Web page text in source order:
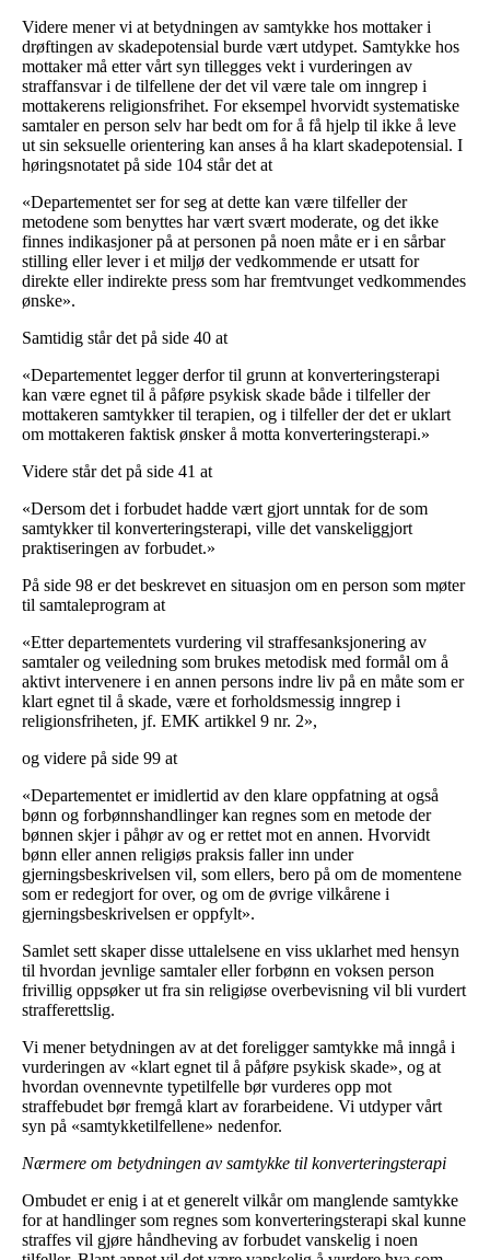
Videre mener vi at betydningen av samtykke hos mottaker i
drøftingen av skadepotensial burde vært utdypet. Samtykke hos
mottaker må etter vårt syn tillegges vekt i vurderingen av
straffansvar i de tilfellene der det vil være tale om inngrep i
mottakerens religionsfrihet. For eksempel hvorvidt systematiske
samtaler en person selv har bedt om for å få hjelp til ikke å leve
ut sin seksuelle orientering kan anses å ha klart skadepotensial. I
høringsnotatet på side 104 står det at
«Departementet ser for seg at dette kan være tilfeller der
metodene som benyttes har vært svært moderate, og det ikke
finnes indikasjoner på at personen på noen måte er i en sårbar
stilling eller lever i et miljø der vedkommende er utsatt for
direkte eller indirekte press som har fremtvunget vedkommendes
ønske».
Samtidig står det på side 40 at
«Departementet legger derfor til grunn at konverteringsterapi
kan være egnet til å påføre psykisk skade både i tilfeller der
mottakeren samtykker til terapien, og i tilfeller der det er uklart
om mottakeren faktisk ønsker å motta konverteringsterapi.»
Videre står det på side 41 at
«Dersom det i forbudet hadde vært gjort unntak for de som
samtykker til konverteringsterapi, ville det vanskeliggjort
praktiseringen av forbudet.»
På side 98 er det beskrevet en situasjon om en person som møter
til samtaleprogram at
«Etter departementets vurdering vil straffesanksjonering av
samtaler og veiledning som brukes metodisk med formål om å
aktivt intervenere i en annen persons indre liv på en måte som er
klart egnet til å skade, være et forholdsmessig inngrep i
religionsfriheten, jf. EMK artikkel 9 nr. 2»,
og videre på side 99 at
«Departementet er imidlertid av den klare oppfatning at også
bønn og forbønnshandlinger kan regnes som en metode der
bønnen skjer i påhør av og er rettet mot en annen. Hvorvidt
bønn eller annen religiøs praksis faller inn under
gjerningsbeskrivelsen vil, som ellers, bero på om de momentene
som er redegjort for over, og om de øvrige vilkårene i
gjerningsbeskrivelsen er oppfylt».
Samlet sett skaper disse uttalelsene en viss uklarhet med hensyn
til hvordan jevnlige samtaler eller forbønn en voksen person
frivillig oppsøker ut fra sin religiøse overbevisning vil bli vurdert
strafferettslig.
Vi mener betydningen av at det foreligger samtykke må inngå i
vurderingen av «klart egnet til å påføre psykisk skade», og at
hvordan ovennevnte typetilfelle bør vurderes opp mot
straffebudet bør fremgå klart av forarbeidene. Vi utdyper vårt
syn på «samtykketilfellene» nedenfor.
Nærmere om betydningen av samtykke til konverteringsterapi
Ombudet er enig i at et generelt vilkår om manglende samtykke
for at handlinger som regnes som konverteringsterapi skal kunne
straffes vil gjøre håndheving av forbudet vanskelig i noen